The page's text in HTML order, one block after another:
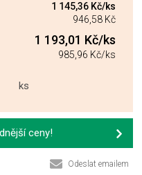
1 145,36 Kč/ks
946,58 Kč
1 193,01 Kč/ks
985,96 Kč/ks
ks
ceny!
Odeslat emailem